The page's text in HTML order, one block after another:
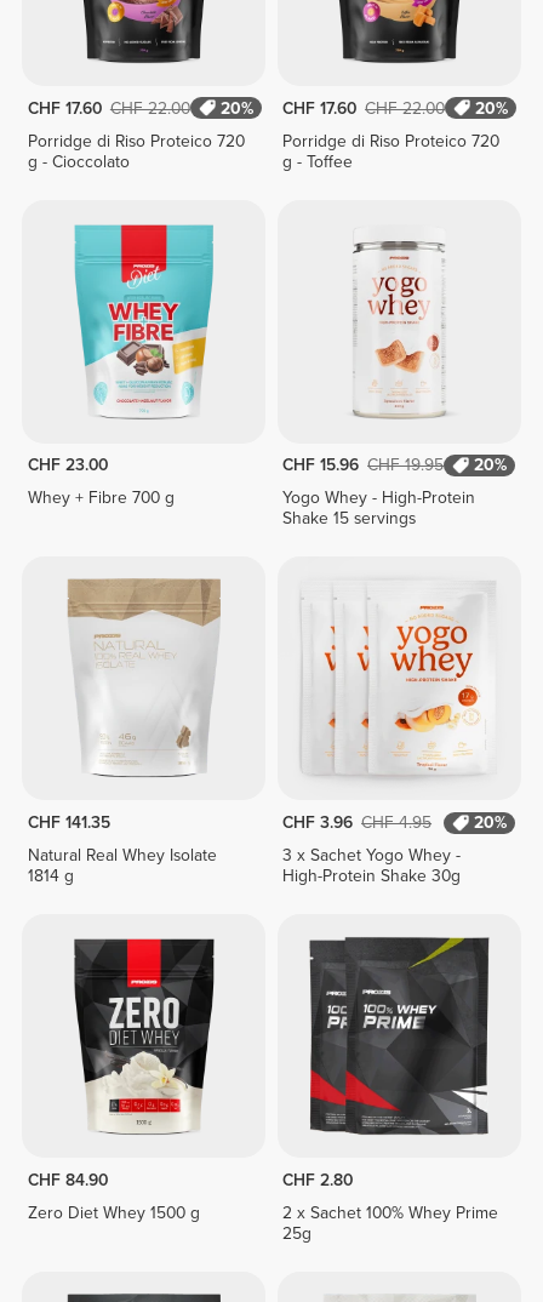
CHF 17.60 CHF 22.00
20%
Porridge di Riso Proteico 720
g - Cioccolato
CHF 17.60 CHF 22.00
20%
Porridge di Riso Proteico 720
g - Toffee
CHF 23.00
Whey + Fibre 700 g
CHF 15.96 CHF 19.95
20%
Yogo Whey - High-Protein
Shake 15 servings
CHF 141.35
Natural Real Whey Isolate
1814 g
CHF 3.96 CHF 4.95
20%
3 x Sachet Yogo Whey -
High-Protein Shake 30g
CHF 84.90
Zero Diet Whey 1500 g
CHF 2.80
2 x Sachet 100% Whey Prime
25g